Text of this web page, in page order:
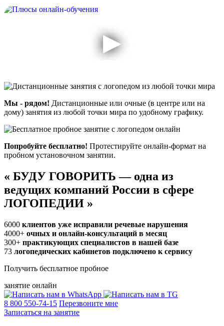
Мы - рядом! Дистанционные или очные (в центре или на
дому) занятия из любой точки мира по удобному графику.
Попробуйте бесплатно! Протестируйте онлайн-формат на
пробном установочном занятии.
« БУДУ ГОВОРИТЬ — одна из
ведущих компаний России в сфере
ЛОГОПЕДИИ »
6000 клиентов уже исправили речевые нарушения
4000+ очных и онлайн-консультаций в месяц
300+ практикующих специалистов в нашей базе
73 логопедических кабинетов подключено к сервису
Получить бесплатное пробное
занятие онлайн
8 800 550-74-15 Перезвоните мне
Записаться на занятие